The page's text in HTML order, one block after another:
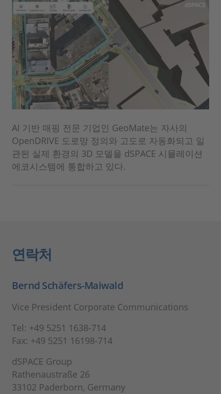
AI 기반 매핑 전문 기업인 GeoMate는 자사의
OpenDRIVE 도로망 정의와 고도로 자동화되고 일
관된 실제 환경의 3D 모델을 dSPACE 시뮬레이션
에코시스템에 통합하고 있다.
연락처
Bernd Schäfers-Maiwald
Vice President Corporate Communications
Tel: +49 5251 1638-714
Fax: +49 5251 16198-714
dSPACE Group
Rathenaustraße 26
33102 Paderborn, Germany